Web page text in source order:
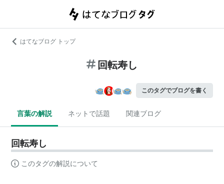
はてなブログ トップ
回転寿し
このタグでブログを書く
言葉の解説 ネットで話題 関連ブログ
回転寿し
このタグの解説について